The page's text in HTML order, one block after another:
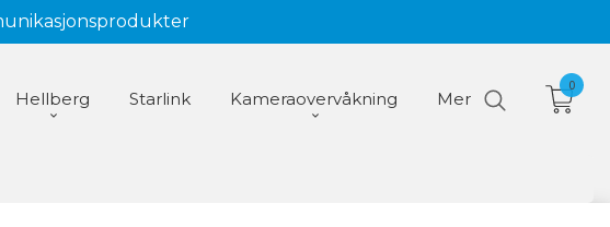
Hellberg Starlink Kameraovervåkning Mer
0